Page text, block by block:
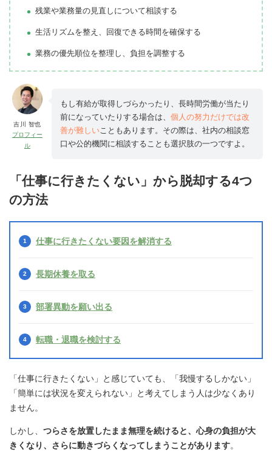
残業や業務量の見直しについて相談する
生活リズムを整え、回復できる時間を確保する
業務の優先順位を整理し、負担を調整する
吉川 智也
プロフィー
ル
もし有給が取得しづらかったり、長時間労働が当たり
前になっていたりする場合は、 個人の努力だけでは改
善が難しいこともあります。その際は、社内の相談窓
口や公的機関に相談することも選択肢の一つですよ。
「仕事に行きたくない」から脱却する4つ
の方法
仕事に行きたくない要因を解消する
長期休養を取る
部署異動を願い出る
転職・退職を検討する
「仕事に行きたくない」と感じていても、「我慢するしかない」
「簡単には状況を変えられない」と考えてしまう人は少なくあり
ません。
しかし、 つらさを放置したまま無理を続けると、心身の負担が大
きくなり、さらに動きづらくなってしまうことがあります。